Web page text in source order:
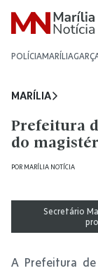
POLÍCIAMARÍLIA
MARÍLIA
Prefeitura
do
POR MARÍLIA NOTÍCIA
Secretário
A Prefeitura de